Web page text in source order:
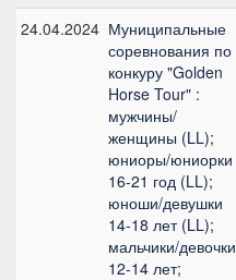
24.04.2024 Муниципальные
соревнования по
конкуру "Golden
Horse Tour" :
мужчины/
женщины (LL);
юниоры/юниорки
16-21 год (LL);
юноши/девушки
14-18 лет (LL);
мальчики/девочки
12-14 лет;